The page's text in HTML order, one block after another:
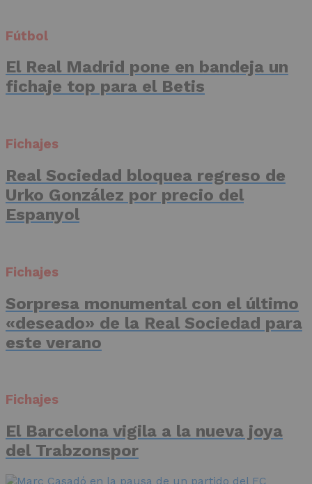
Fútbol
El Real Madrid pone en bandeja un
fichaje top para el Betis
Fichajes
Real Sociedad bloquea regreso de
Urko González por precio del
Espanyol
Fichajes
Sorpresa monumental con el último
«deseado» de la Real Sociedad para
este verano
Fichajes
El Barcelona vigila a la nueva joya
del Trabzonspor